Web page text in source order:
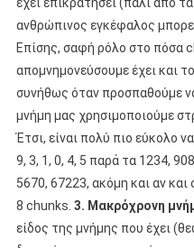
ανθρώπινος εγκέφαλος
Επίσης, σαφή ρόλο στο πόσα
απομνημονεύσουμε έχει και
συνήθως όταν προσπαθούμε
μνήμη μας χρησιμοποιούμε
Έτσι, είναι πολύ πιο εύκολο
9, 3, 1, 0, 4, 5 παρά τα 1234,
5670, 67223, ακόμη και αν
8 chunks. 3. Μακρόχρονη
είδος της μνήμης που έχει